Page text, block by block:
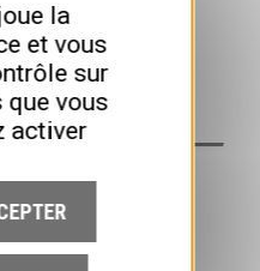
la
et vous
sur
que vous
activer